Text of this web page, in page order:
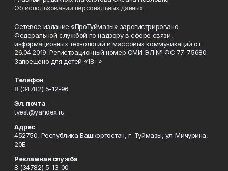
Об использовании персональных данных
Сетевое издание «ПроТуймазы» зарегистрировано
Федеральной службой по надзору в сфере связи,
информационных технологий и массовых коммуникаций от
26.04.2019. Регистрационный номер СМИ ЭЛ № ФС 77-75680.
Запрещено для детей «18+»
Телефон
8 (34782) 5-12-96
Эл. почта
tvest@yandex.ru
Адрес
452750, Республика Башкортостан, г. Туймазы, ул. Мичурина,
20Б
Рекламная служба
8 (34782) 5-13-00